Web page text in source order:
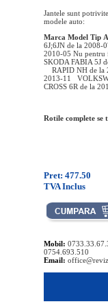
Jantele sunt
modele auto:
Marca Model Tip
6J;6JN de la 2008-
2010-05 Nu
SKODA FABIA 5J
RAPID NH de la
2013-11
CROSS 6R de la
Rotile complete
Pret: 477.50
TVA Inclus
Mobil:
0754.693.510
Email: